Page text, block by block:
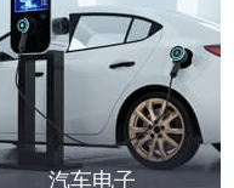
池充电管理IC
、OCP
汽车电子